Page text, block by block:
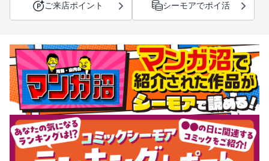
ご来店ポイント シーモアでポイ活